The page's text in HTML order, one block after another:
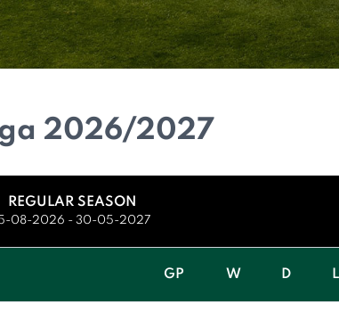
2026/2027
REGULAR SEASON
08-2026 - 30-05-2027
GP W D L